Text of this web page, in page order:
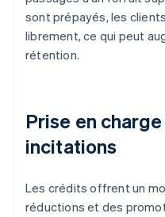
sont prépayés, les
librement, ce qui peut
rétention.
Prise en
incitations
Les crédits offrent un
réductions et des